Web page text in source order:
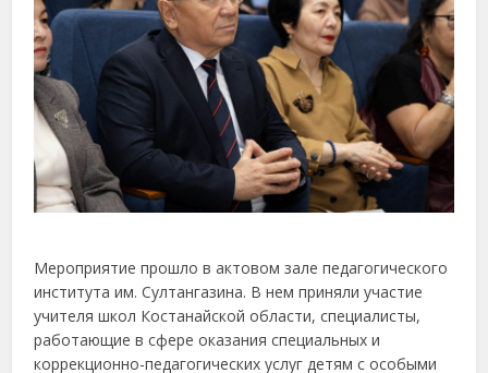
Мероприятие прошло в актовом зале педагогического
института им. Султангазина. В нем приняли участие
учителя школ Костанайской области, специалисты,
работающие в сфере оказания специальных и
коррекционно-педагогических услуг детям с особыми